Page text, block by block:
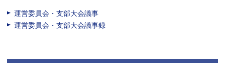
運営委員会・支部大会議事
運営委員会・支部大会議事録